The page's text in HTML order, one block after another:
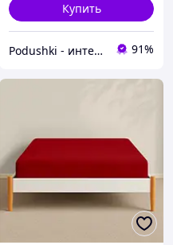
Купить
Podushki - интернет-магазин Подушки 91%